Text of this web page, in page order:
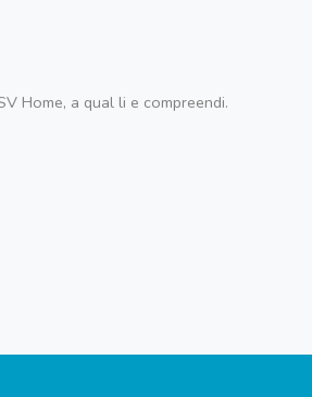
Home, a qual li e compreendi.